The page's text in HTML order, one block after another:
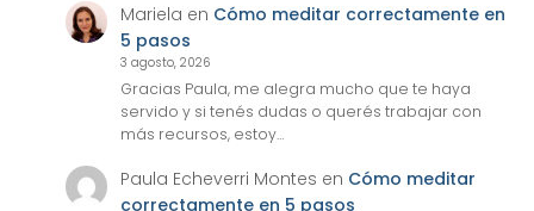
Mariela en Cómo meditar correctamente en
5 pasos
3 agosto, 2026
Gracias Paula, me alegra mucho que te haya
servido y si tenés dudas o querés trabajar con
más recursos, estoy…
Paula Echeverri Montes en Cómo meditar
correctamente en 5 pasos